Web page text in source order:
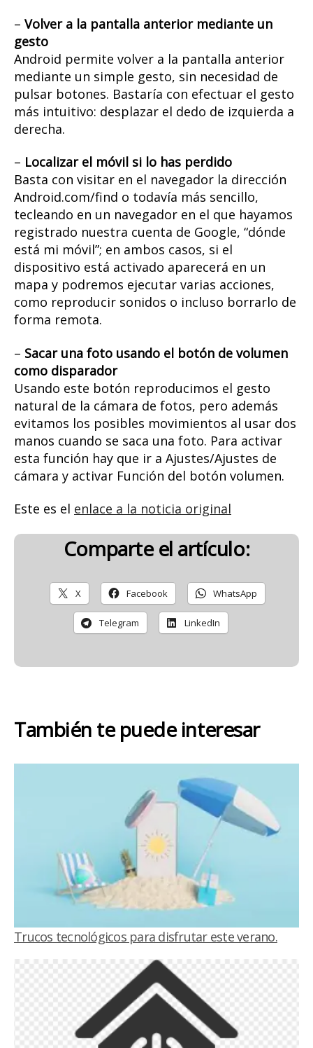
– Volver a la pantalla anterior mediante un
gesto
Android permite volver a la pantalla anterior
mediante un simple gesto, sin necesidad de
pulsar botones. Bastaría con efectuar el gesto
más intuitivo: desplazar el dedo de izquierda a
derecha.
– Localizar el móvil si lo has perdido
Basta con visitar en el navegador la dirección
Android.com/find o todavía más sencillo,
tecleando en un navegador en el que hayamos
registrado nuestra cuenta de Google, “dónde
está mi móvil”; en ambos casos, si el
dispositivo está activado aparecerá en un
mapa y podremos ejecutar varias acciones,
como reproducir sonidos o incluso borrarlo de
forma remota.
– Sacar una foto usando el botón de volumen
como disparador
Usando este botón reproducimos el gesto
natural de la cámara de fotos, pero además
evitamos los posibles movimientos al usar dos
manos cuando se saca una foto. Para activar
esta función hay que ir a Ajustes/Ajustes de
cámara y activar Función del botón volumen.
Este es el enlace a la noticia original
Comparte el artículo:
X Facebook WhatsApp
Telegram LinkedIn
También te puede interesar
Trucos tecnológicos para disfrutar este verano.